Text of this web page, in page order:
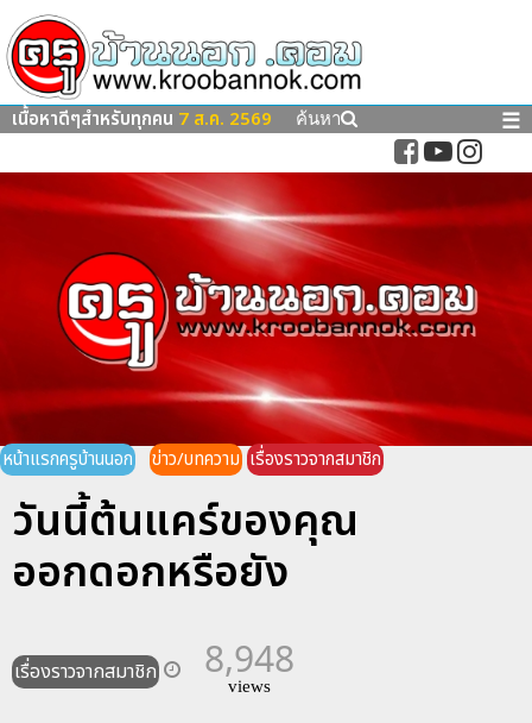
เนื้อหาดีๆสำหรับทุกคน 7 ส.ค. 2569 ค้นหา ☰
หน้าแรกครูบ้านนอก ข่าว/บทความ เรื่องราวจากสมาชิก
วันนี้ต้นแคร์ของคุณ
ออกดอกหรือยัง
เรื่องราวจากสมาชิก 8,948
views